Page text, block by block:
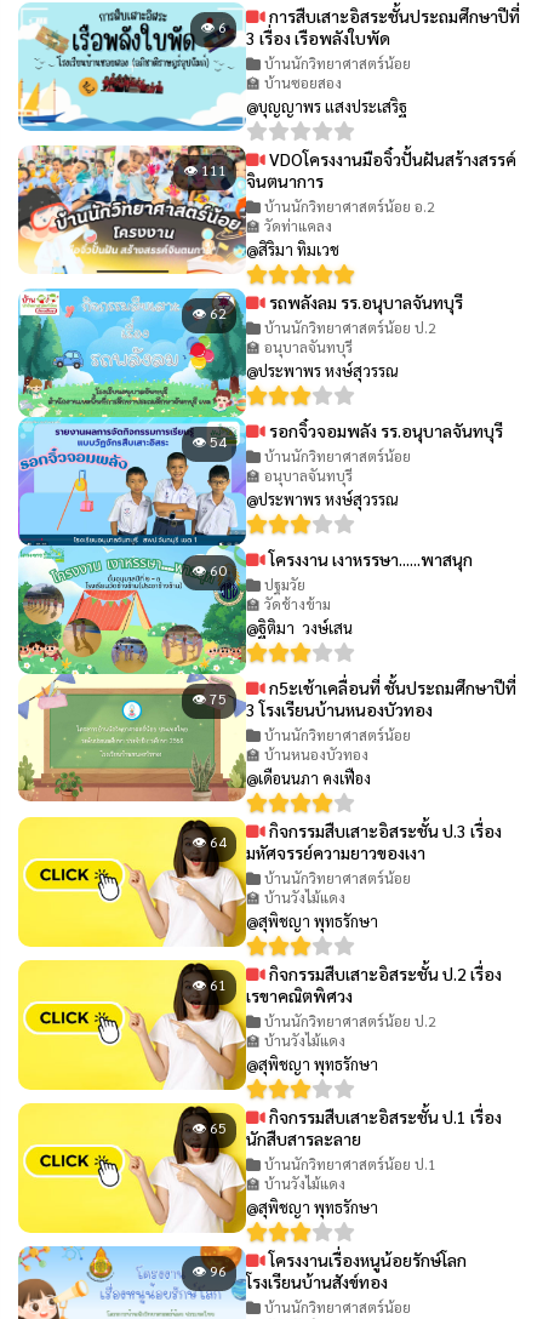
👁 6
การสืบเสาะอิสระชั้นประถมศึกษาปีที่
3 เรื่อง เรือพลังใบพัด
บ้านนักวิทยาศาสตร์น้อย
🏫 บ้านซอยสอง
@บุญญาพร แสงประเสริฐ
👁 111
VDOโครงงานมือจิ๋วปั้นฝันสร้างสรรค์
จินตนาการ
บ้านนักวิทยาศาสตร์น้อย อ.2
🏫 วัดท่าแคลง
@สิริมา ทิมเวช
👁 62 รถพลังลม รร.อนุบาลจันทบุรี
บ้านนักวิทยาศาสตร์น้อย ป.2
🏫 อนุบาลจันทบุรี
@ประพาพร หงษ์สุวรรณ
👁 54 รอกจิ๋วจอมพลัง รร.อนุบาลจันทบุรี
บ้านนักวิทยาศาสตร์น้อย
🏫 อนุบาลจันทบุรี
@ประพาพร หงษ์สุวรรณ
👁 60 โครงงาน เงาหรรษา......พาสนุก
ปฐมวัย
🏫 วัดช้างข้าม
@ฐิติมา วงษ์เสน
👁 75
ก5ะเช้าเคลื่อนที่ ชั้นประถมศึกษาปีที่
3 โรงเรียนบ้านหนองบัวทอง
บ้านนักวิทยาศาสตร์น้อย
🏫 บ้านหนองบัวทอง
@เดือนนภา คงเฟือง
👁 64
กิจกรรมสืบเสาะอิสระชั้น ป.3 เรื่อง
มหัศจรรย์ความยาวของเงา
บ้านนักวิทยาศาสตร์น้อย
🏫 บ้านวังไม้แดง
@สุพิชญา พุทธรักษา
👁 61
กิจกรรมสืบเสาะอิสระชั้น ป.2 เรื่อง
เรขาคณิตพิศวง
บ้านนักวิทยาศาสตร์น้อย ป.2
🏫 บ้านวังไม้แดง
@สุพิชญา พุทธรักษา
👁 65
กิจกรรมสืบเสาะอิสระชั้น ป.1 เรื่อง
นักสืบสารละลาย
บ้านนักวิทยาศาสตร์น้อย ป.1
🏫 บ้านวังไม้แดง
@สุพิชญา พุทธรักษา
👁 96
โครงงานเรื่องหนูน้อยรักษ์โลก
โรงเรียนบ้านสังข์ทอง
บ้านนักวิทยาศาสตร์น้อย